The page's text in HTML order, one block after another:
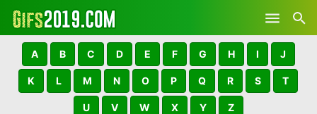
Skip to main content
A B C D E F G H I J
K L M N O P Q R S T
U V W X Y Z